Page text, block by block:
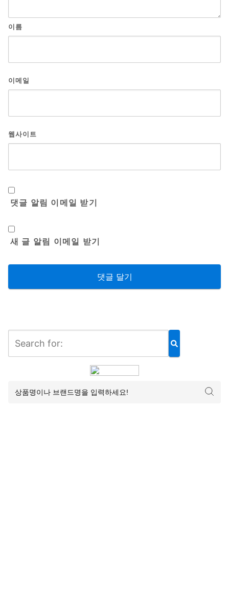
이름
이메일
웹사이트
댓글 알림 이메일 받기
새 글 알림 이메일 받기